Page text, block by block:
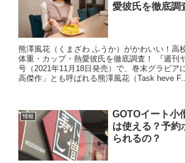
愛彼氏を徹底調
熊澤風花（くまざわ ふうか）がかわいい！高
体重・カップ・熱愛彼氏を徹底調査！ 『週刊
号（2021年11月18日発売）で、巻末グラビア
高傑作」とも呼ばれる熊澤風花（Task heve
情報
GOTOイート小
は使える？予約
られるの？